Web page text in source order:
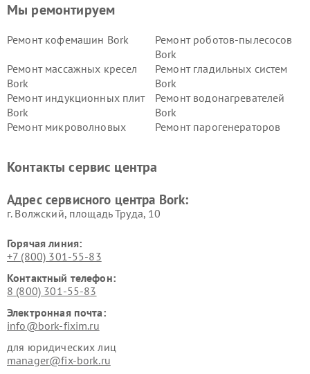
Мы ремонтируем
Ремонт кофемашин Bork
Ремонт роботов-пылесосов
Bork
Ремонт массажных кресел
Bork
Ремонт гладильных систем
Bork
Ремонт индукционных плит
Bork
Ремонт водонагревателей
Bork
Ремонт микроволновых
Ремонт парогенераторов
воздуха Bork
Bork
Bork
Контакты сервис центра
Адрес сервисного центра Bork:
г. Волжский, площадь Труда, 10
Горячая линия:
+7 (800) 301-55-83
Контактный телефон:
8 (800) 301-55-83
Электронная почта:
info@bork-fixim.ru
для юридических лиц
manager@fix-bork.ru